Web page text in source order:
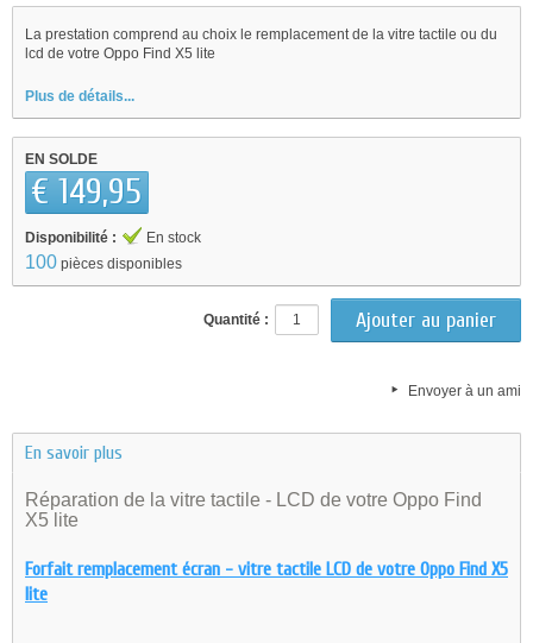
La prestation comprend au choix le remplacement de la vitre tactile ou du
lcd de votre Oppo Find X5 lite
Plus de détails...
EN SOLDE
€ 149,95
Disponibilité : En stock
100 pièces disponibles
Quantité :
Envoyer à un ami
En savoir plus
Réparation de la vitre tactile - LCD de votre Oppo Find
X5 lite
Forfait remplacement écran - vitre tactile LCD de votre Oppo Find X5
lite